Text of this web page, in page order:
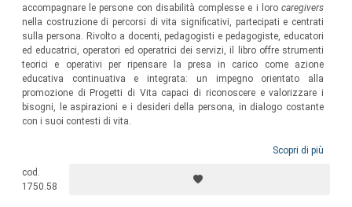
accompagnare le persone con disabilità complesse e i loro caregivers
nella costruzione di percorsi di vita significativi, partecipati e centrati
sulla persona. Rivolto a docenti, pedagogisti e pedagogiste, educatori
ed educatrici, operatori ed operatrici dei servizi, il libro offre strumenti
teorici e operativi per ripensare la presa in carico come azione
educativa continuativa e integrata: un impegno orientato alla
promozione di Progetti di Vita capaci di riconoscere e valorizzare i
bisogni, le aspirazioni e i desideri della persona, in dialogo costante
con i suoi contesti di vita.
Scopri di più
cod.
1750.58